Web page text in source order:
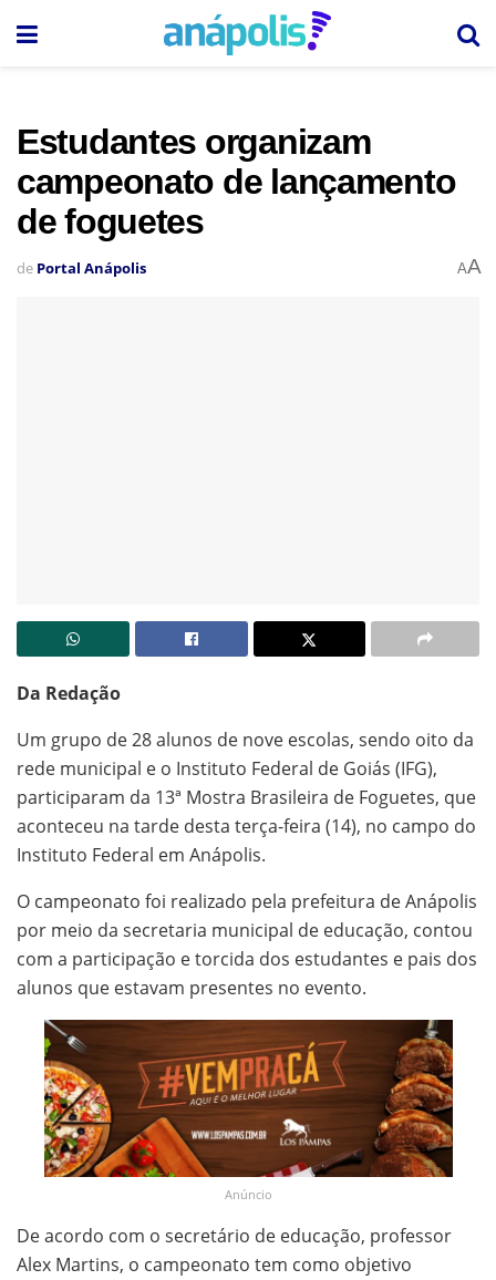
Estudantes organizam
campeonato de lançamento
de foguetes
de Portal Anápolis AA
Da Redação
Um grupo de 28 alunos de nove escolas, sendo oito da
rede municipal e o Instituto Federal de Goiás (IFG),
participaram da 13ª Mostra Brasileira de Foguetes, que
aconteceu na tarde desta terça-feira (14), no campo do
Instituto Federal em Anápolis.
O campeonato foi realizado pela prefeitura de Anápolis
por meio da secretaria municipal de educação, contou
com a participação e torcida dos estudantes e pais dos
alunos que estavam presentes no evento.
Anúncio
De acordo com o secretário de educação, professor
Alex Martins, o campeonato tem como objetivo